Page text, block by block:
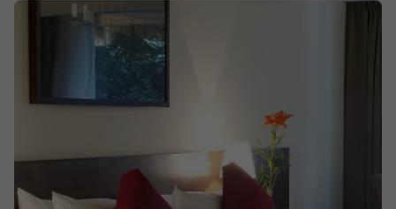
Disneyland ® Paris
Escapadinhas
Cruzeiros
Promoções
Especialistas